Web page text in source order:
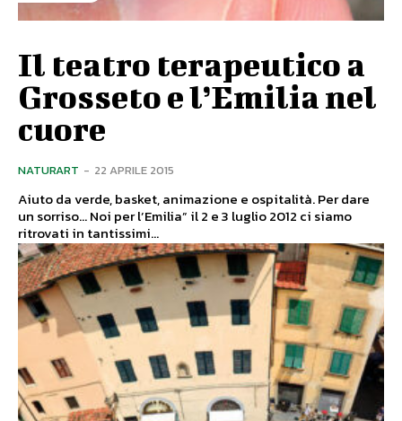
Il teatro terapeutico a
Grosseto e l’Emilia nel
cuore
NATURART - 22 APRILE 2015
Aiuto da verde, basket, animazione e ospitalità. Per dare
un sorriso… Noi per l’Emilia” il 2 e 3 luglio 2012 ci siamo
ritrovati in tantissimi...